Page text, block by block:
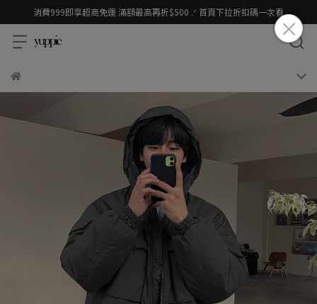
消費999即享超商免運 滿額最高再折$500 .ᐟ 首頁下拉折扣碼一次看